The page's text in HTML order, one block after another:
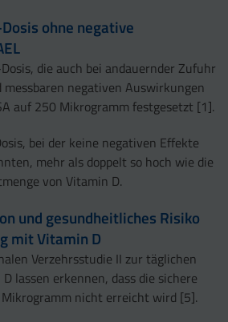
ohne negative
die auch bei andauernder Zufuhr
negativen Auswirkungen
auf 250 Mikrogramm festgesetzt [1].
bei der keine negativen Effekte
mehr als doppelt so hoch wie die
von Vitamin D.
und gesundheitliches Risiko
mit Vitamin D
Verzehrsstudie II zur täglichen
lassen erkennen, dass die sichere
nicht erreicht wird [5].